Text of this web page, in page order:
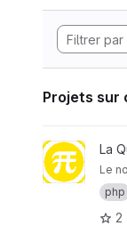
Projets sur
Afficher leLa
Le
php
2